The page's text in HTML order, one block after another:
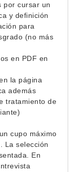
por cursar un
y definición
para
(no más
en PDF en
la página
además
tratamiento de
cupo máximo
La selección
En